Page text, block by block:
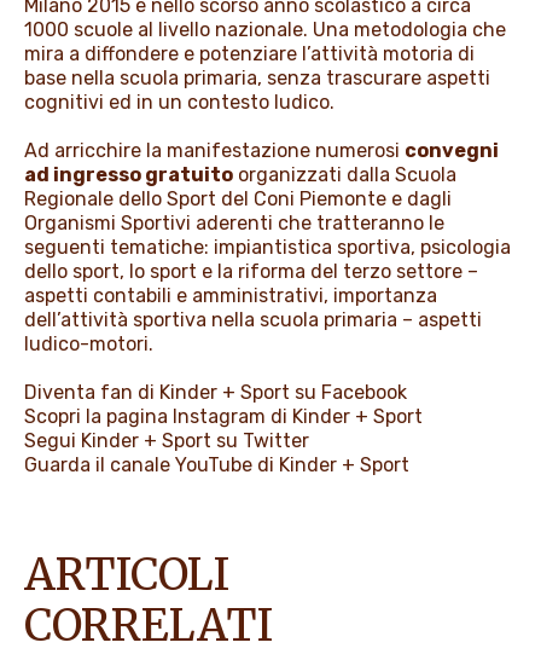
Milano 2015 e nello scorso anno scolastico a circa
1000 scuole al livello nazionale. Una metodologia che
mira a diffondere e potenziare l’attività motoria di
base nella scuola primaria, senza trascurare aspetti
cognitivi ed in un contesto ludico.
Ad arricchire la manifestazione numerosi convegni
ad ingresso gratuito organizzati dalla Scuola
Regionale dello Sport del Coni Piemonte e dagli
Organismi Sportivi aderenti che tratteranno le
seguenti tematiche: impiantistica sportiva, psicologia
dello sport, lo sport e la riforma del terzo settore –
aspetti contabili e amministrativi, importanza
dell’attività sportiva nella scuola primaria – aspetti
ludico-motori.
Diventa fan di Kinder + Sport su Facebook
Scopri la pagina Instagram di Kinder + Sport
Segui Kinder + Sport su Twitter
Guarda il canale YouTube di Kinder + Sport
ARTICOLI
CORRELATI